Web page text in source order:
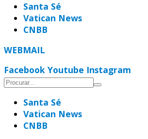
Santa Sé
Vatican News
CNBB
WEBMAIL
Facebook Youtube Instagram
Santa Sé
Vatican News
CNBB